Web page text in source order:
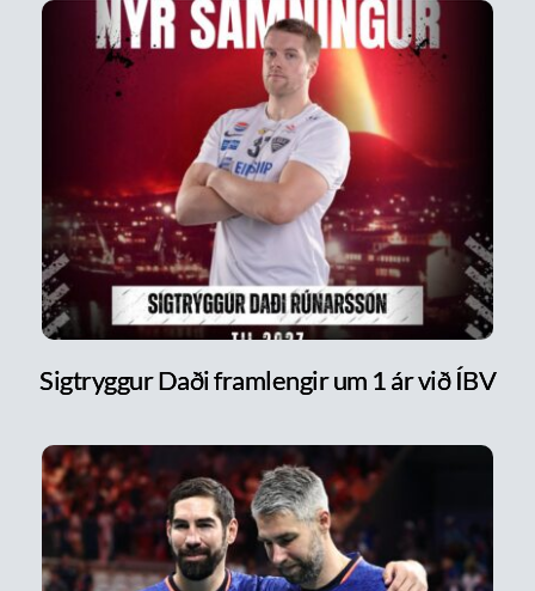
Sigtryggur Daði framlengir um 1 ár við ÍBV